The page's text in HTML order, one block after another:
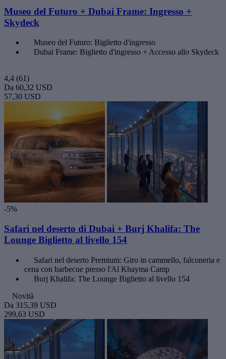
Museo del Futuro + Dubai Frame: Ingresso +
Skydeck
Museo del Futuro: Biglietto d'ingresso
Dubai Frame: Biglietto d'ingresso + Accesso allo Skydeck
4,4 (61)
Da 60,32 USD
57,30 USD
-5%
Safari nel deserto di Dubai + Burj Khalifa: The
Lounge Biglietto al livello 154
Safari nel deserto Premium: Giro in cammello, falconeria e
cena con barbecue presso l'Al Khayma Camp
Burj Khalifa: The Lounge Biglietto al livello 154
Novità
Da 315,39 USD
299,63 USD